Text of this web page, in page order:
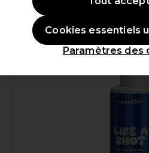
Paramètres des
Cookies essentiels